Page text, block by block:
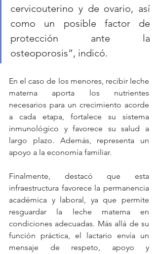
cervicouterino y de ovario, así
como un posible factor de
protección ante la
osteoporosis”, indicó.
En el caso de los menores, recibir leche
materna aporta los nutrientes
necesarios para un crecimiento acorde
a cada etapa, fortalece su sistema
inmunológico y favorece su salud a
largo plazo. Además, representa un
apoyo a la economía familiar.
Finalmente, destacó que esta
infraestructura favorece la permanencia
académica y laboral, ya que permite
resguardar la leche materna en
condiciones adecuadas. Más allá de su
función práctica, el lactario envía un
mensaje de respeto, apoyo y